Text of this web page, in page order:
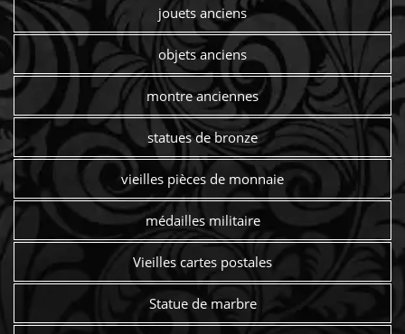
jouets anciens
objets anciens
montre anciennes
statues de bronze
vieilles pièces de monnaie
médailles militaire
Vieilles cartes postales
Statue de marbre